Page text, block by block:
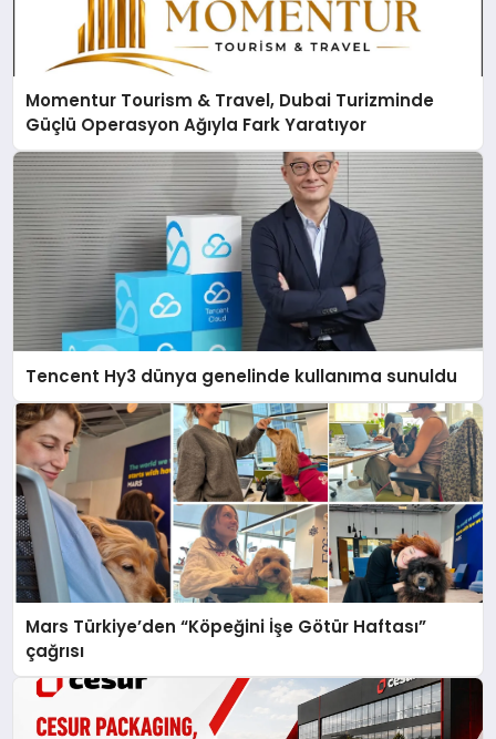
Momentur Tourism & Travel, Dubai Turizminde
Güçlü Operasyon Ağıyla Fark Yaratıyor
Tencent Hy3 dünya genelinde kullanıma sunuldu
Mars Türkiye’den “Köpeğini İşe Götür Haftası”
çağrısı